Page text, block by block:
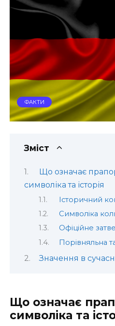
ФАКТИ
Зміст
Що означає
символіка та історія
Історичний
Символіка
Офіційне
Порівняльна
Значення в
Що означає
символіка та